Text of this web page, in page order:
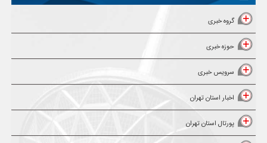
گروه خبری
حوزه خبری
سرویس خبری
اخبار استان تهران
پورتال استان تهران